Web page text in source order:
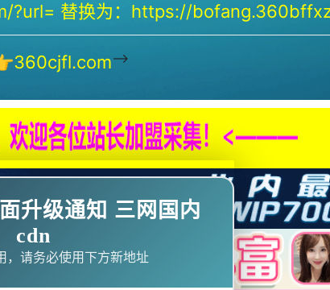
?url= 替换为：https://
360cjfl.com-->
升级通知 三网国内
cdn
，请务必使用下方新地址